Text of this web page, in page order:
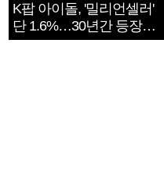
K팝 아이돌, '밀리언셀러'
단 1.6%…30년간 등장
1182개팀 전수조사